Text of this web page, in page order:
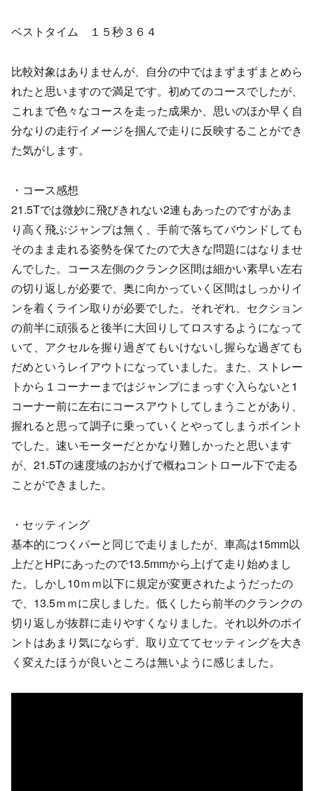
ベストタイム １５秒３６４
比較対象はありませんが、自分の中ではまずまずまとめら
れたと思いますので満足です。初めてのコースでしたが、
これまで色々なコースを走った成果か、思いのほか早く自
分なりの走行イメージを掴んで走りに反映することができ
た気がします。
・コース感想
21.5Tでは微妙に飛びきれない2連もあったのですがあま
り高く飛ぶジャンプは無く、手前で落ちてバウンドしても
そのまま走れる姿勢を保てたので大きな問題にはなりませ
んでした。コース左側のクランク区間は細かい素早い左右
の切り返しが必要で、奥に向かっていく区間はしっかりイ
ンを着くライン取りが必要でした。それぞれ、セクション
の前半に頑張ると後半に大回りしてロスするようになって
いて、アクセルを握り過ぎてもいけないし握らな過ぎても
だめというレイアウトになっていました。また、ストレー
トから１コーナーまではジャンプにまっすぐ入らないと1
コーナー前に左右にコースアウトしてしまうことがあり、
握れると思って調子に乗っていくとやってしまうポイント
でした。速いモーターだとかなり難しかったと思います
が、21.5Tの速度域のおかげで概ねコントロール下で走る
ことができました。
・セッティング
基本的につくパーと同じで走りましたが、車高は15mm以
上だとHPにあったので13.5mmから上げて走り始めまし
た。しかし10ｍｍ以下に規定が変更されたようだったの
で、13.5ｍｍに戻しました。低くしたら前半のクランクの
切り返しが抜群に走りやすくなりました。それ以外のポイ
ントはあまり気にならず、取り立ててセッティングを大き
く変えたほうが良いところは無いように感じました。